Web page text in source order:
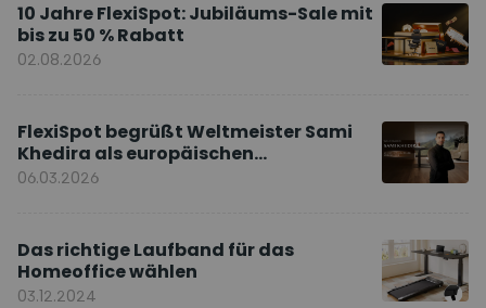
10 Jahre FlexiSpot: Jubiläums-Sale mit
bis zu 50 % Rabatt
02.08.2026
FlexiSpot begrüßt Weltmeister Sami
Khedira als europäischen
Markenbotschafter
06.03.2026
Das richtige Laufband für das
Homeoffice wählen
03.12.2024